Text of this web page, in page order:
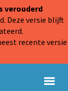
verouderd
Deze versie blijft
recente versie